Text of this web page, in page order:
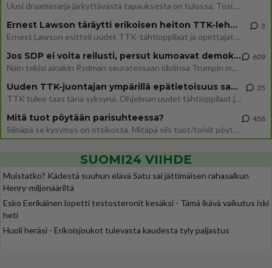
Uusi draamasarja järkyttävästä tapauksesta on tulossa. Tositapahtumiin perustuva sarja ammentaa vuoden 1986 Mikkelin pan
Ernest Lawson täräytti erikoisen heiton TTK-lehdistötilaisuudessa: " Onko tässä tarkoituksena...?"
Ernest Lawson esitteli uudet TTK-tähtioppilaat ja opettajat torstaina 6.8. lehdistölle. Tulevalla kaudella on yksi hausk
3
Jos SDP ei voita reilusti, persut kumoavat demokratian Suomesta
Näin tekisi ainakin Rydman seuratessaan idolinsa Trumpin mallia https://www.is.fi/politiikka/art-2000012187244.html
609
Uuden TTK-juontajan ympärillä epätietoisuus sakenee - Nyt MTV hämmentää soppaa
TTK tulee taas tänä syksynä. Ohjelman uudet tähtioppilaat julkistetaan torstaina 6. elokuuta klo 14 alkavassa lehdistö
35
Mitä tuot pöytään parisuhteessa?
Siinäpä se kysymys on otsikossa. Mitäpä siis tuot/toisit pöytään parisuhteessa? Oletko mies vai nainen? Koetko sen mitä
458
SUOMI24 VIIHDE
Muistatko? Kädestä suuhun elävä Satu sai jättimäisen rahasalkun
Henry-miljonääriltä
Esko Eerikäinen lopetti testosteronit kesäksi - Tämä ikävä vaikutus iski
heti
Huoli heräsi - Erikoisjoukot tulevasta kaudesta tyly paljastus